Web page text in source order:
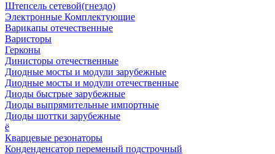
Штепсель сетевой(гнездо)
Электронные Комплектующие
Варикапы отечественные
Варисторы
Герконы
Динисторы отечественные
Диодные мосты и модули зарубежные
Диодные мосты и модули отечественные
Диоды быстрые зарубежные
Диоды выпрямительные импортные
Диоды шоттки зарубежные
ё
Кварцевые резонаторы
Конденденсатор переменый подстрочный